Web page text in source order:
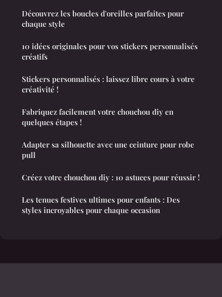
Découvrez les boucles d'oreilles parfaites pour
chaque style
10 idées originales pour vos stickers personnalisés
créatifs
Stickers personnalisés : laissez libre cours à votre
créativité !
Fabriquez facilement votre chouchou diy en
quelques étapes !
Adapter sa silhouette avec une ceinture pour robe
pull
Créez votre chouchou diy : 10 astuces pour réussir !
Les tenues festives ultimes pour enfants : Des
styles incroyables pour chaque occasion